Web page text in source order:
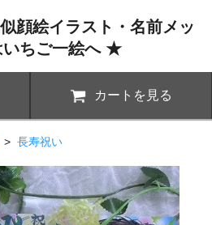
顔絵イラスト・名前メッ
いちご一絵へ ★
カートを見る
> 長寿祝い